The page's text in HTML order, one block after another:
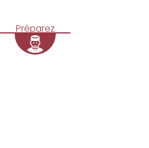
Préparez